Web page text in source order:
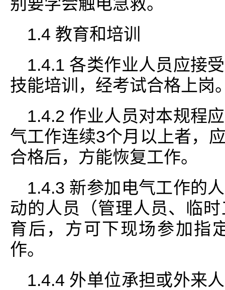
1.4 教育和培训
1.4.1 各类作业人员应接
技能培训，经考试合格上岗
1.4.2 作业人员对本规程
气工作连续3个月以上者，
合格后，方能恢复工作。
1.4.3 新参加电气工作的
动的人员（管理人员、临
育后，方可下现场参加指
作。
1.4.4 外单位承担或外来